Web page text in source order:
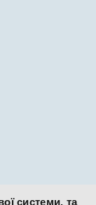
системи, та